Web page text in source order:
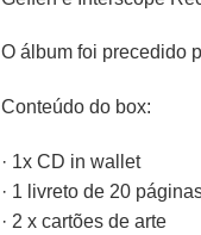
O álbum foi precedido
Conteúdo do box:
· 1x CD in wallet
· 1 livreto de 20
· 2 x cartões de arte